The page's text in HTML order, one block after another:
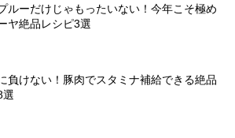
ルーだけじゃもったいない！今年こそ極め
ヤ絶品レシピ3選
負けない！豚肉でスタミナ補給できる絶品
選